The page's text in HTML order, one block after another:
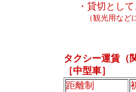
・貸切とし
（観光用など
タクシー運賃（
［中型車］
距離制